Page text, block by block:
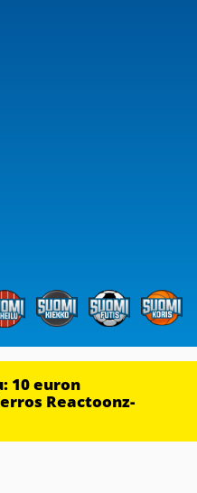
10 euron
Reactoonz-